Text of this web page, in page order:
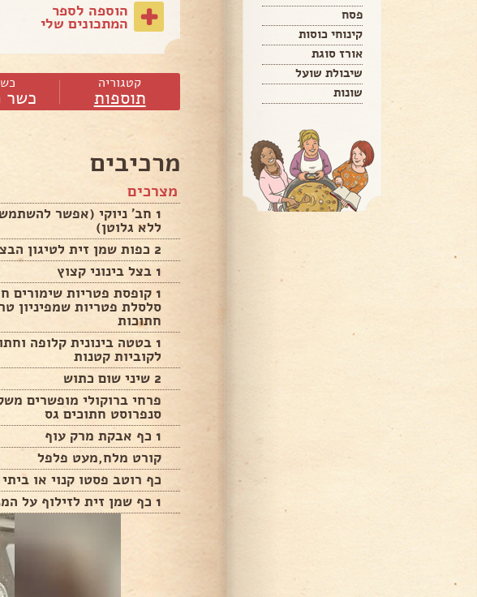
פסח
קינוחי כוסות
אורז סוגת
שיבולת שועל
שונות
הוספה לספר
המתכונים שלי
קטגוריה
תוספות כשר
מרכיבים
מצרכים
1 חב' ניוקי (אפשר
ללא גלוטן)
2 כפות שמן זית לטיגון הבצל
1 בצל בינוני קצוץ
1 קופסת פטריות שימורים
סלסלת פטריות שמפיניון
חתוכות
1 בטטה בינונית קלופה
לקוביות קטנות
2 שיני שום כתוש
פרחי ברוקולי מופשרים
סנפרוסט חתוכים גס
1 כף אבקת מרק עוף
קורט מלח,מעט פלפל
כף רוטב פסטו קנוי או ביתי
1 כף שמן זית לזילוף על המנה המוכנה